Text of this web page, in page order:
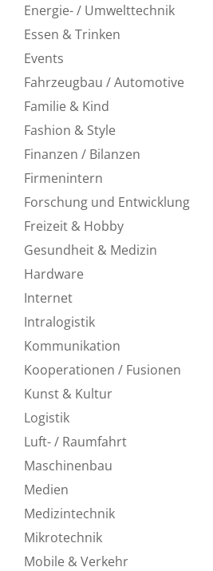
Energie- / Umwelttechnik
Essen & Trinken
Events
Fahrzeugbau / Automotive
Familie & Kind
Fashion & Style
Finanzen / Bilanzen
Firmenintern
Forschung und Entwicklung
Freizeit & Hobby
Gesundheit & Medizin
Hardware
Internet
Intralogistik
Kommunikation
Kooperationen / Fusionen
Kunst & Kultur
Logistik
Luft- / Raumfahrt
Maschinenbau
Medien
Medizintechnik
Mikrotechnik
Mobile & Verkehr